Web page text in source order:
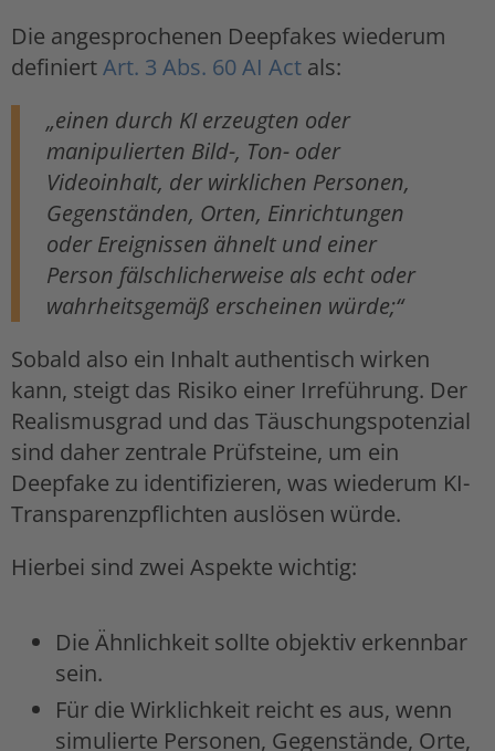
Die angesprochenen Deepfakes wiederum
definiertArt. 3 Abs. 60 AI Act als:
„einen durch KI erzeugten oder
manipulierten Bild-, Ton- oder
Videoinhalt, der wirklichen Personen,
Gegenständen, Orten, Einrichtungen
oder Ereignissen ähnelt und einer
Person fälschlicherweise als echt oder
wahrheitsgemäß erscheinen würde;“
Sobald also ein Inhalt authentisch wirken
kann, steigt das Risiko einer Irreführung. Der
Realismusgrad und das Täuschungspotenzial
sind daher zentrale Prüfsteine, um ein
Deepfake zu identifizieren, was wiederum KI-
Transparenzpflichten auslösen würde.
Hierbei sind zwei Aspekte wichtig:
Die Ähnlichkeit sollte objektiv erkennbar
sein.
Für die Wirklichkeit reicht es aus, wenn
simulierte Personen, Gegenstände, Orte,